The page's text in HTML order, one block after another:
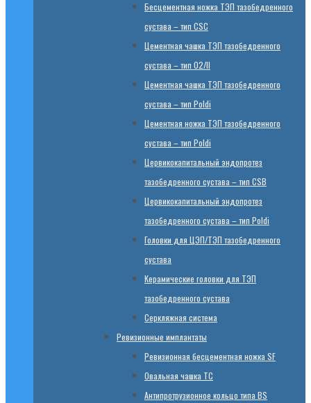
Бесцементная ножка ТЭП тазобедренного
сустава – тип CSC
Цементная чашка ТЭП тазобедренного
сустава – тип 02/II
Цементная чашка ТЭП тазобедренного
сустава – тип Poldi
Цементная ножка ТЭП тазобедренного
сустава – тип Poldi
Цервикокапитальный эндопротез
тазобедренного сустава – тип CSB
Цервикокапитальный эндопротез
тазобедренного сустава – тип Poldi
Головки для ЦЭП/ТЭП тазобедренного
сустава
Керамические головки для ТЭП
тазобедренного сустава
Серкляжная система
Ревизионные имплантаты
Ревизионная бесцементная ножка SF
Овальная чашка TC
Антипротрузионное кольцо типа BS